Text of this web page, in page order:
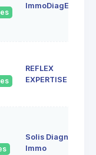
ImmoDiagEnergie
REFLEX
EXPERTISE
Solis Diagnostic
Immo